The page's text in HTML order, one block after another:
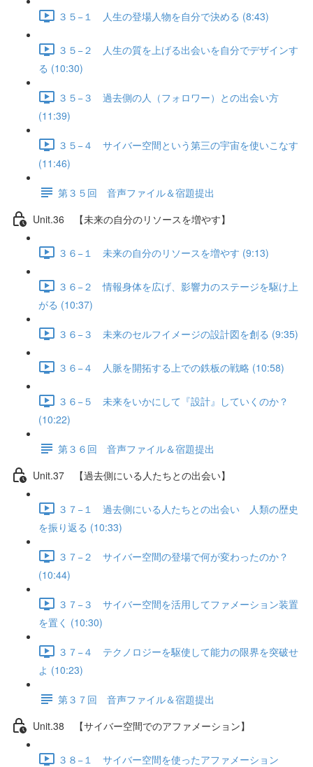
３５−１ 人生の登場人物を自分で決める (8:43)
３５−２ 人生の質を上げる出会いを自分でデザインす
る (10:30)
３５−３ 過去側の人（フォロワー）との出会い方
(11:39)
３５−４ サイバー空間という第三の宇宙を使いこなす
(11:46)
第３５回 音声ファイル＆宿題提出
Unit.36 【未来の自分のリソースを増やす】
３６−１ 未来の自分のリソースを増やす (9:13)
３６−２ 情報身体を広げ、影響力のステージを駆け上
がる (10:37)
３６−３ 未来のセルフイメージの設計図を創る (9:35)
３６−４ 人脈を開拓する上での鉄板の戦略 (10:58)
３６−５ 未来をいかにして『設計』していくのか？
(10:22)
第３６回 音声ファイル＆宿題提出
Unit.37 【過去側にいる人たちとの出会い】
３７−１ 過去側にいる人たちとの出会い 人類の歴史
を振り返る (10:33)
３７−２ サイバー空間の登場で何が変わったのか？
(10:44)
３７−３ サイバー空間を活用してファメーション装置
を置く (10:30)
３７−４ テクノロジーを駆使して能力の限界を突破せ
よ (10:23)
第３７回 音声ファイル＆宿題提出
Unit.38 【サイバー空間でのアファメーション】
３８−１ サイバー空間を使ったアファメーション